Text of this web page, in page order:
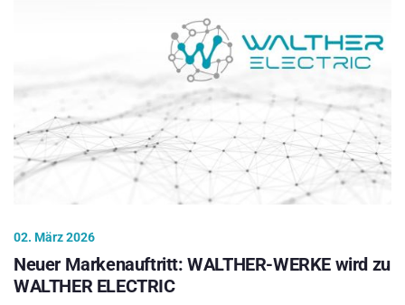
02. März 2026
Neuer Markenauftritt: WALTHER-WERKE wird zu
WALTHER ELECTRIC